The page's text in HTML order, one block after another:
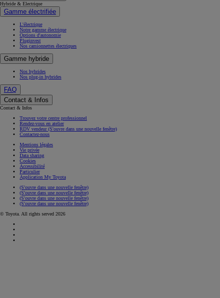
Hybride & Electrique
Gamme électrifiée
L'électrique
Notre gamme électrique
Options d'autonomie
Pluginvest
Nos camionnettes électriques
Gamme hybride
Nos hybrides
Nos plug-in hybrides
FAQ
Contact & Infos
Contact & Infos
Trouvez votre centre professionnel
Rendez-vous en atelier
RDV vendeur(S'ouvre dans une nouvelle fenêtre)
Contactez-nous
Mentions légales
Vie privée
Data sharing
Cookies
Accessibilité
Particulier
Application My Toyota
(S'ouvre dans une nouvelle fenêtre)
(S'ouvre dans une nouvelle fenêtre)
(S'ouvre dans une nouvelle fenêtre)
(S'ouvre dans une nouvelle fenêtre)
© Toyota. All rights served 2026